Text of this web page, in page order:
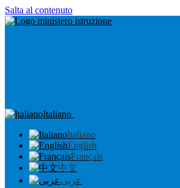
Salta al contenuto
Italiano
Italiano
English
Français
中文
عربى